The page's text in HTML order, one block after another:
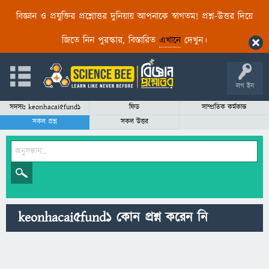
বিজ্ঞান ও প্রযুক্তির প্রশ্নোত্তর দুনিয়ায় আপনাকে স্বাগতম! প্রশ্ন-উত্তর দিয়ে
জিতে নিন পুরস্কার, বিস্তারিত এখানেদেখুন।
লগ ইন
সদস্যঃ keonhacai5fund1 ফিড
সাম্প্রতিক কর্মকান্ড
সকল প্রশ্ন
সকল উত্তর
keonhacai5fund1 কোন প্রশ্ন করেন নি